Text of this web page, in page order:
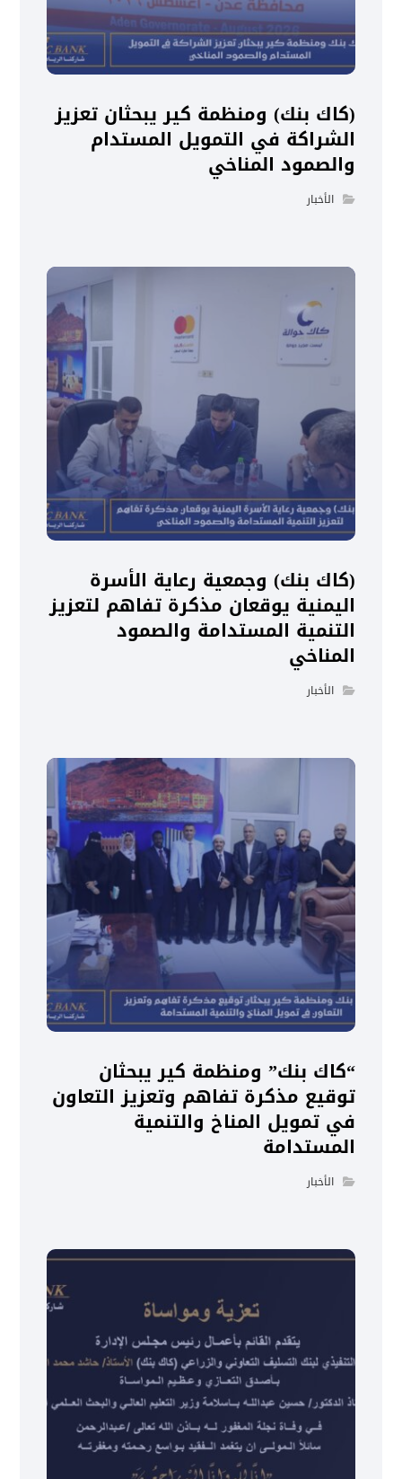
(كاك بنك) ومنظمة كير يبحثان تعزيز
الشراكة في التمويل المستدام
والصمود المناخي
الأخبار
(كاك بنك) وجمعية رعاية الأسرة
اليمنية يوقعان مذكرة تفاهم لتعزيز
التنمية المستدامة والصمود
المناخي
الأخبار
“كاك بنك” ومنظمة كير يبحثان
توقيع مذكرة تفاهم وتعزيز التعاون
في تمويل المناخ والتنمية
المستدامة
الأخبار